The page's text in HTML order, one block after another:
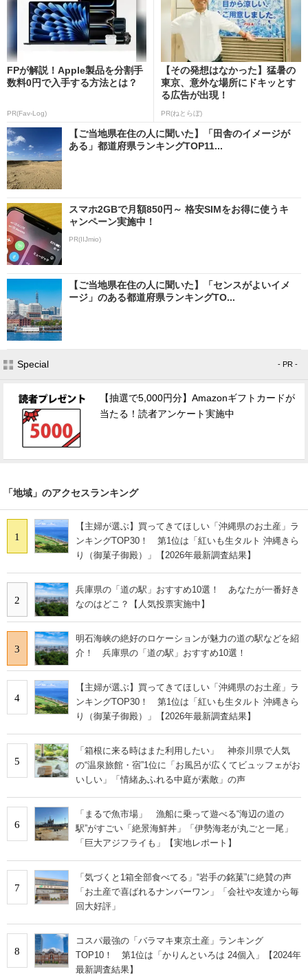
FPが解説！Apple製品を分割手
数料0円で入手する方法とは？
PR(Fav-Log)
【その発想はなかった】猛暑の
東京、意外な場所にドキッとす
る広告が出現！
PR(ねとらぼ)
【ご当地県在住の人に聞いた】「田舎のイメージが
ある」都道府県ランキングTOP11...
スマホ2GBで月額850円～ 格安SIMをお得に使うキ
ャンペーン実施中！
PR(IIJmio)
【ご当地県在住の人に聞いた】「センスがよいイメ
ージ」のある都道府県ランキングTO...
Special - PR -
【抽選で5,000円分】Amazonギフトカードが
当たる！読者アンケート実施中
「地域」のアクセスランキング
1
【主婦が選ぶ】買ってきてほしい「沖縄県のお土産」ラ
ンキングTOP30！ 第1位は「紅いも生タルト 沖縄きら
り（御菓子御殿）」【2026年最新調査結果】
2
兵庫県の「道の駅」おすすめ10選！ あなたが一番好き
なのはどこ？【人気投票実施中】
3
明石海峡の絶好のロケーションが魅力の道の駅などを紹
介！ 兵庫県の「道の駅」おすすめ10選！
4
【主婦が選ぶ】買ってきてほしい「沖縄県のお土産」ラ
ンキングTOP30！ 第1位は「紅いも生タルト 沖縄きら
り（御菓子御殿）」【2026年最新調査結果】
5
「箱根に来る時はまた利用したい」 神奈川県で人気
の“温泉旅館・宿”1位に「お風呂が広くてビュッフェがお
いしい」「情緒あふれる中庭が素敵」の声
6
「まるで魚市場」 漁船に乗って遊べる“海辺の道の
駅”がすごい「絶景海鮮丼」「伊勢海老が丸ごと一尾」
「巨大アジフライも」【実地レポート】
7
「気づくと1箱全部食べてる」“岩手の銘菓”に絶賛の声
「お土産で喜ばれるナンバーワン」「会社や友達から毎
回大好評」
8
コスパ最強の「バラマキ東京土産」ランキング
TOP10！ 第1位は「かりんといろは 24個入」【2024年
最新調査結果】